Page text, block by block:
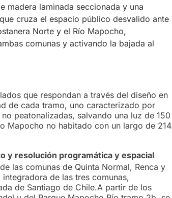
madera laminada seccionada y una
cruza el espacio público desvalido ante
Norte y el Río Mapocho,
comunas y activando la bajada al
que respondan a través del diseño en
de cada tramo, uno caracterizado por
peatonalizadas, salvando una luz de 150
Mapocho no habitado con un largo de 214
y resolución programática y espacial
las comunas de Quinta Normal, Renca y
de las tres comunas,
de Santiago de Chile.A partir de los